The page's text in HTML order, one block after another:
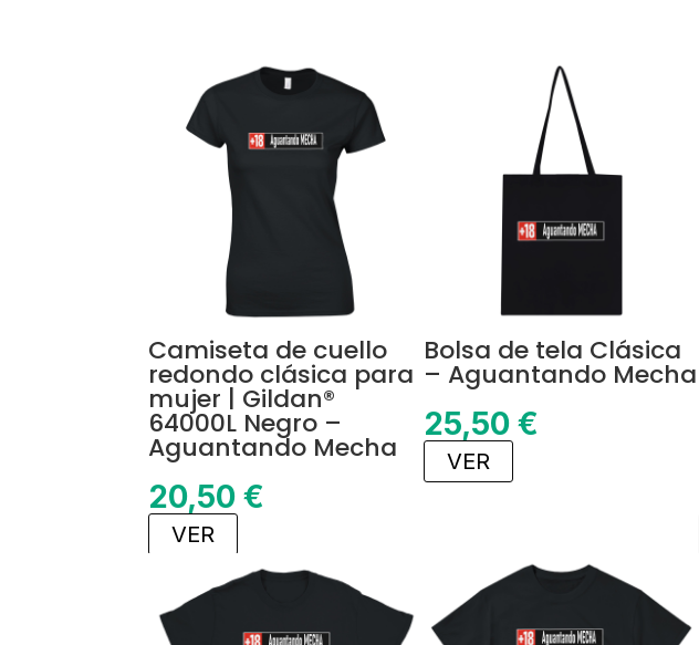
Camiseta de cuello
redondo clásica para
mujer | Gildan®
64000L Negro –
Aguantando Mecha
20,50€
VER
Bolsa de tela Clásica
– Aguantando Mecha
25,50€
VER